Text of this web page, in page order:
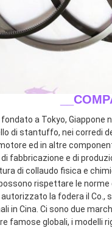
fondato a Tokyo,
di stantuffo, nei corredi
ed in altre
fabbricazione e di
di collaudo fisica e
rispettare le norme
autorizzato la fodera il
in Cina. Ci sono due
famose globali, i modelli